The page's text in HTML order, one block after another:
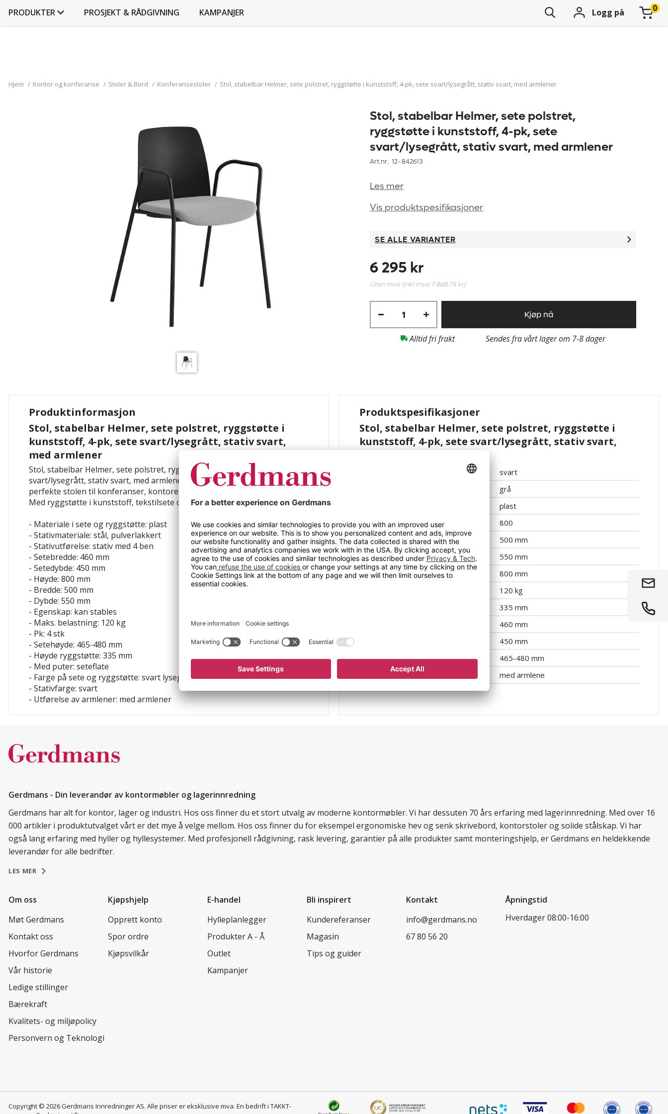
PRODUKTER PROSJEKT & RÅDGIVNING KAMPANJER Logg på
Hjem / Kontor og konferanse / Stoler & Bord / Konferansestoler / Stol, stabelbar Helmer, sete polstret, ryggstøtte i kunststoff, 4-pk, sete svart/lysegrått, stativ svart, med armlener
Stol, stabelbar Helmer, sete polstret,
ryggstøtte i kunststoff, 4-pk, sete
svart/lysegrått, stativ svart, med armlener
Art.nr. 12-842613
Les mer
Vis produktspesifikasjoner
SE ALLE VARIANTER
6 295 kr
Uten mva (Inkl mva 7 868,75 kr)
Kjøp nå
Alltid fri frakt Sendes fra vårt lager om 7-8 dager
Produktinformasjon
Stol, stabelbar Helmer, sete polstret, ryggstøtte i
kunststoff, 4-pk, sete svart/lysegrått, stativ svart,
med armlener
Stol, stabelbar Helmer, sete polstret, ryggstøtte i kunststoff, 4-pk, sete
svart/lysegrått, stativ svart, med armlener. Stolen er stabelbar. Den er den
perfekte stolen til konferanser, kontorer og kurslokaler.
Med ryggstøtte i kunststoff, tekstilsete og firebens stativ.
- Materiale i sete og ryggstøtte: plast
- Stativmateriale: stål, pulverlakkert
- Stativutførelse: stativ med 4 ben
- Setebredde: 460 mm
- Setedybde: 450 mm
- Høyde: 800 mm
- Bredde: 500 mm
- Dybde: 550 mm
- Egenskap: kan stables
- Maks. belastning: 120 kg
- Pk: 4 stk
- Setehøyde: 465-480 mm
- Høyde ryggstøtte: 335 mm
- Med puter: seteflate
- Farge på sete og ryggstøtte: svart lysegrå
- Stativfarge: svart
- Utførelse av armlener: med armlener
Produktspesifikasjoner
Stol, stabelbar Helmer, sete polstret, ryggstøtte i
kunststoff, 4-pk, sete svart/lysegrått, stativ svart,
svart
grå
plast
Høyde (mm)
800
Bredde
500 mm
Dybde
550 mm
Høyde
800 mm
120 kg
335 mm
460 mm
450 mm
Setehøyde
465-480 mm
Utførelse
med armlene
Gerdmans - Din leverandør av kontormøbler og lagerinnredning
Gerdmans har alt for kontor, lager og industri. Hos oss finner du et stort utvalg av moderne kontormøbler. Vi har dessuten 70 års erfaring med lagerinnredning. Med over 16
000 artikler i produktutvalget vårt er det mye å velge mellom. Hos oss finner du for eksempel ergonomiske hev og senk skrivebord, kontorstoler og solide stålskap. Vi har
også lang erfaring med hyller og hyllesystemer. Med profesjonell rådgivning, rask levering, garantier på alle produkter samt monteringshjelp, er Gerdmans en heldekkende
leverandør for alle bedrifter.
LES MER
Om oss
Møt Gerdmans
Kontakt oss
Hvorfor Gerdmans
Vår historie
Ledige stillinger
Bærekraft
Kvalitets- og miljøpolicy
Personvern og Teknologi
Kjøpshjelp
Opprett konto
Spor ordre
Kjøpsvilkår
E-handel
Hylleplanlegger
Produkter A - Å
Outlet
Kampanjer
Bli inspirert
Kundereferanser
Magasin
Tips og guider
Kontakt
info@gerdmans.no
67 80 56 20
Åpningstid
Hverdager 08:00-16:00
Copyright © 2026 Gerdmans Innredninger AS. Alle priser er eksklusive mva. En bedrift i TAKKT-